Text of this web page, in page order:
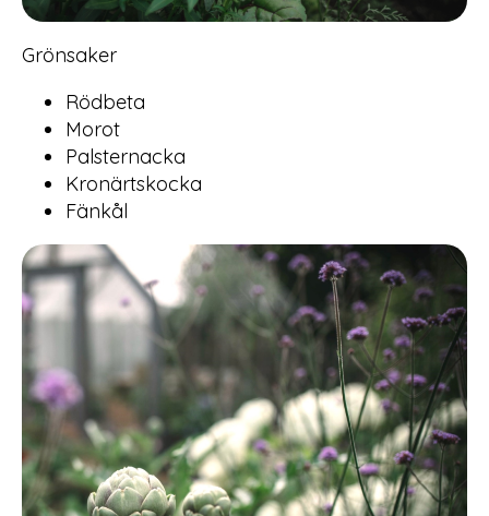
Grönsaker
Rödbeta
Morot
Palsternacka
Kronärtskocka
Fänkål